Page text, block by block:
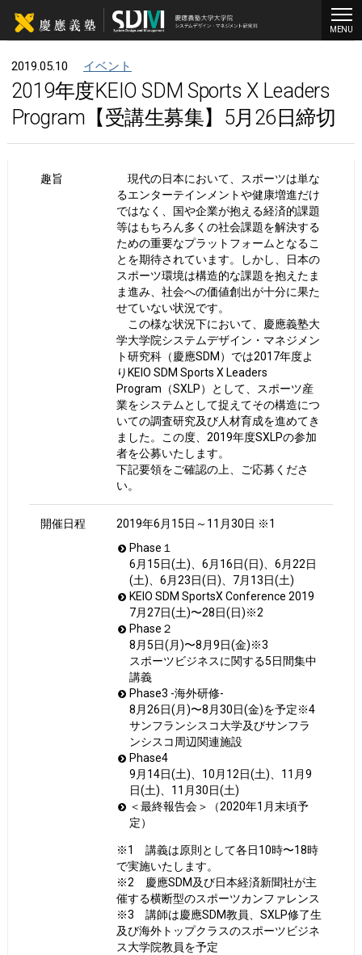
2019.05.10 イベント
2019年度KEIO SDM Sports X Leaders
Program【受講生募集】5月26日締切
趣旨
現代の日本において、スポーツは単な
るエンターテインメントや健康増進だけ
ではなく、国や企業が抱える経済的課題
等はもちろん多くの社会課題を解決する
ための重要なプラットフォームとなるこ
とを期待されています。しかし、日本の
スポーツ環境は構造的な課題を抱えたま
ま進み、社会への価値創出が十分に果た
せていない状況です。
この様な状況下において、慶應義塾大
学大学院システムデザイン・マネジメン
ト研究科（慶應SDM）では2017年度よ
りKEIO SDM Sports X Leaders
Program（SXLP）として、スポーツ産
業をシステムとして捉えてその構造につ
いての調査研究及び人材育成を進めてき
ました。この度、2019年度SXLPの参加
者を公募いたします。
下記要領をご確認の上、ご応募くださ
い。
開催日程
2019年6月15日～11月30日 ※1
Phase１
6月15日(土)、6月16日(日)、6月22日
(土)、6月23日(日)、7月13日(土)
KEIO SDM SportsX Conference 2019
7月27日(土)〜28日(日)※2
Phase２
8月5日(月)〜8月9日(金)※3
スポーツビジネスに関する5日間集中
講義
Phase3 -海外研修-
8月26日(月)〜8月30日(金)を予定※4
サンフランシスコ大学及びサンフラ
ンシスコ周辺関連施設
Phase4
9月14日(土)、10月12日(土)、11月9
日(土)、11月30日(土)
＜最終報告会＞（2020年1月末頃予
定）
※1 講義は原則として各日10時〜18時
で実施いたします。
※2 慶應SDM及び日本経済新聞社が主
催する横断型のスポーツカンファレンス
※3 講師は慶應SDM教員、SXLP修了生
及び海外トップクラスのスポーツビジネ
ス大学院教員を予定
MENU